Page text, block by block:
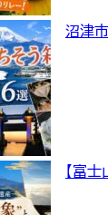
沼津
【富